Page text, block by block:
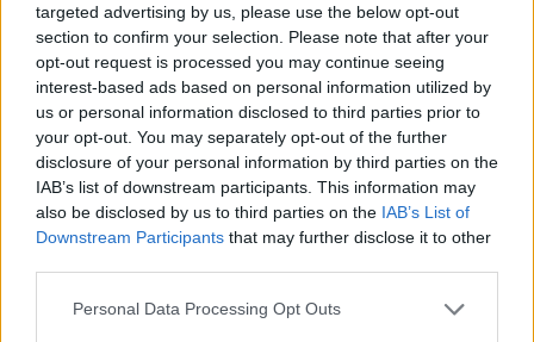
targeted advertising by us, please use the below opt-out
section to confirm your selection. Please note that after your
opt-out request is processed you may continue seeing
interest-based ads based on personal information utilized by
us or personal information disclosed to third parties prior to
your opt-out. You may separately opt-out of the further
disclosure of your personal information by third parties on the
IAB’s list of downstream participants. This information may
also be disclosed by us to third parties on the IAB’s List of
Downstream Participants that may further disclose it to other
Please note that this website/app uses one or more Google
Personal Data Processing Opt Outs
Ακολουθείστε το iPaideia.gr στο